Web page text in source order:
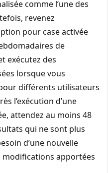
comme l’une des
revenez
pour case activée
de
exécutez des
lorsque vous
différents utilisateurs
l’exécution d’une
attendez au moins 48
qui ne sont plus
d’une nouvelle
apportées